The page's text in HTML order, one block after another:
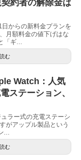
約者の解除金は
からの新料金プランを
月額料金の値下げはな
「ギ...
む
Watch：人気
ステーション、
ラー式の充電ステーシ
がアップル製品という
む